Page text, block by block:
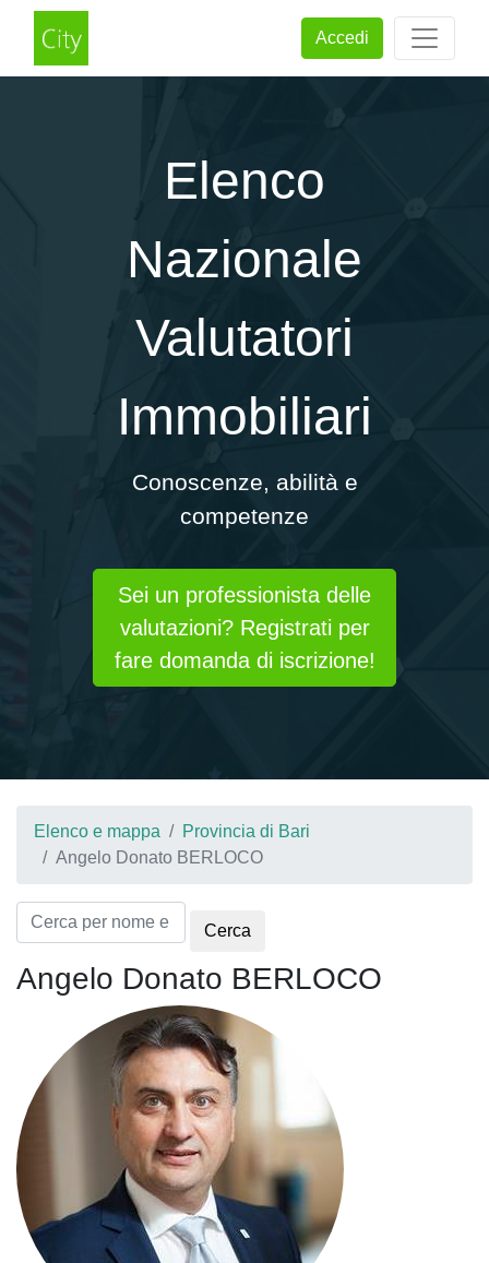
Accedi
Elenco
Nazionale
Valutatori
Immobiliari
Conoscenze, abilità e
competenze
Sei un professionista delle
valutazioni? Registrati per
fare domanda di iscrizione!
Elenco e mappa
Provincia di Bari
Angelo Donato BERLOCO
Cerca
Angelo Donato BERLOCO